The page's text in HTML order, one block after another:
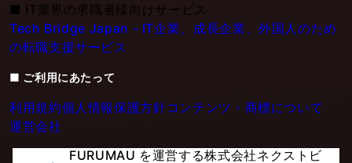
■ IT業界の求職者様向けサービス
Tech Bridge Japan - IT企業、成長企業、外国人のため
の転職支援サービス
■ ご利用にあたって
利用規約個人情報保護方針コンテンツ・商標について
運営会社
FURUMAU を運営する株式会社ネクストビ